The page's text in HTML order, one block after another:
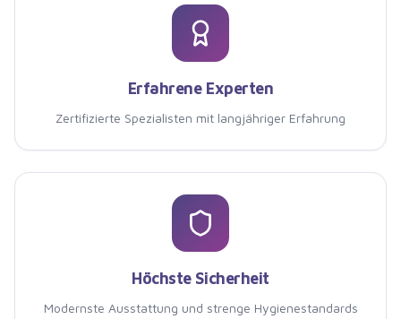
Erfahrene Experten
Zertifizierte Spezialisten mit langjähriger Erfahrung
Höchste Sicherheit
Modernste Ausstattung und strenge Hygienestandards